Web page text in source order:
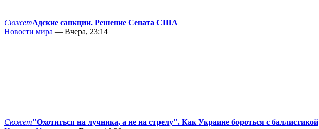
СюжетАдские санкции. Решение Сената США
Новости мира — Вчера, 23:14
Сюжет"Охотиться на лучника, а не на стрелу". Как Украине бороться с баллистикой